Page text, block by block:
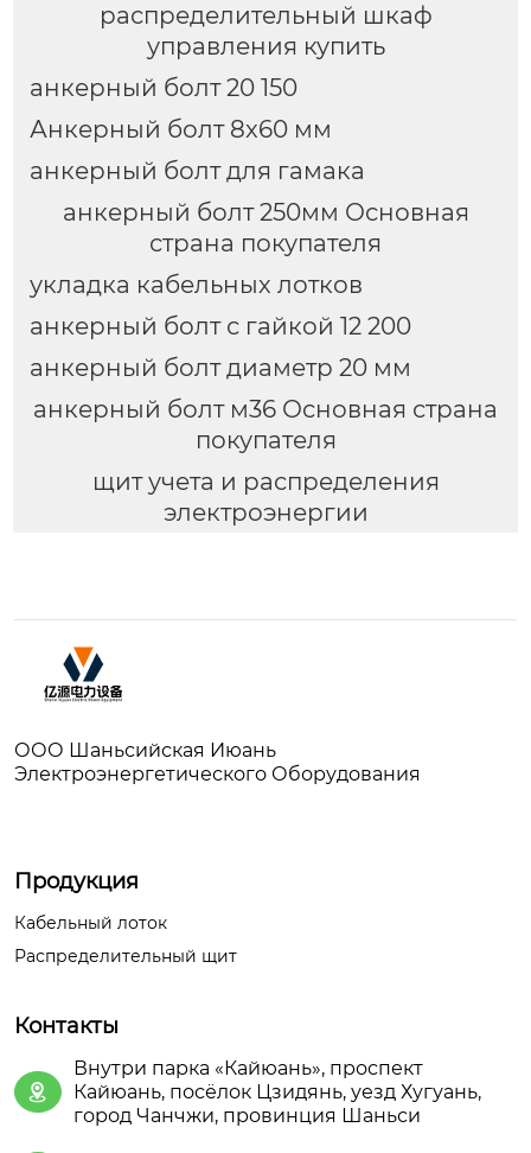
распределительный шкаф
управления купить
анкерный болт 20 150
Анкерный болт 8x60 мм
анкерный болт для гамака
анкерный болт 250мм Основная
страна покупателя
укладка кабельных лотков
анкерный болт с гайкой 12 200
анкерный болт диаметр 20 мм
анкерный болт м36 Основная страна
покупателя
щит учета и распределения
электроэнергии
ООО Шаньсийская Июань
Электроэнергетического Оборудования
Продукция
Кабельный лоток
Распределительный щит
Контакты

Внутри парка «Кайюань», проспект
Кайюань, посёлок Цзидянь, уезд Хугуань,
город Чанчжи, провинция Шаньси